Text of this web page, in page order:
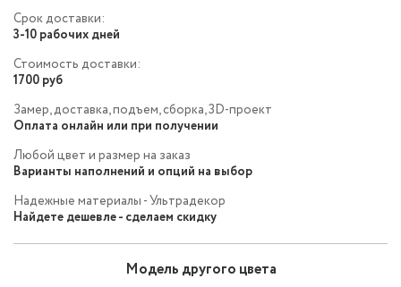
Срок доставки:
3-10 рабочих дней
Стоимость доставки:
1700 руб
Замер, доставка, подъем, сборка, 3D-проект
Оплата онлайн или при получении
Любой цвет и размер на заказ
Варианты наполнений и опций на выбор
Надежные материалы - Ультрадекор
Найдете дешевле - сделаем скидку
Модель другого цвета